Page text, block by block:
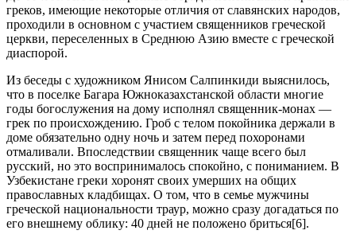
греков, имеющие некоторые отличия от славянских народов,
проходили в основном с участием священников греческой
церкви, переселенных в Среднюю Азию вместе с греческой
диаспорой.
Из беседы с художником Янисом Салпинкиди выяснилось,
что в поселке Багара Южноказахстанской области многие
годы богослужения на дому исполнял священник-монах —
грек по происхождению. Гроб с телом покойника держали в
доме обязательно одну ночь и затем перед похоронами
отмаливали. Впоследствии священник чаще всего был
русский, но это воспринималось спокойно, с пониманием. В
Узбекистане греки хоронят своих умерших на общих
православных кладбищах. О том, что в семье мужчины
греческой национальности траур, можно сразу догадаться по
его внешнему облику: 40 дней не положено бриться[6].